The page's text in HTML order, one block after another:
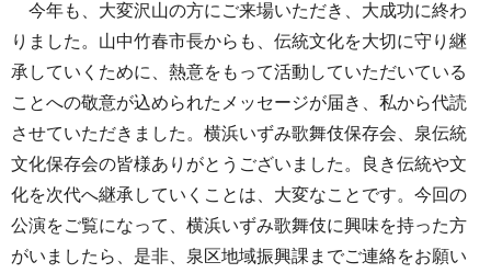
今年も、大変沢山の方にご来場いただき、大成功に終わ
りました。山中竹春市長からも、伝統文化を大切に守り継
承していくために、熱意をもって活動していただいている
ことへの敬意が込められたメッセージが届き、私から代読
させていただきました。横浜いずみ歌舞伎保存会、泉伝統
文化保存会の皆様ありがとうございました。良き伝統や文
化を次代へ継承していくことは、大変なことです。今回の
公演をご覧になって、横浜いずみ歌舞伎に興味を持った方
がいましたら、是非、泉区地域振興課までご連絡をお願い